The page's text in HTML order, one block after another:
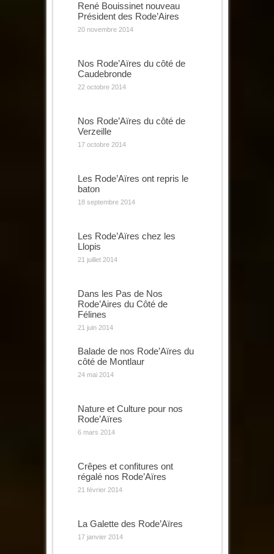
René Bouissinet nouveau
Président des Rode’Aires
20 novembre 2014
Nos Rode’Aïres du côté de
Caudebronde
22 octobre 2014
Nos Rode’Aïres du côté de
Verzeille
17 octobre 2014
Les Rode’Aïres ont repris le
baton
18 septembre 2014
Les Rode’Aïres chez les
Llopis
21 juillet 2014
Dans les Pas de Nos
Rode’Aires du Côté de
Félines
21 juin 2014
Balade de nos Rode’Aïres du
côté de Montlaur
24 mai 2014
Nature et Culture pour nos
Rode’Aïres
6 mars 2014
Crêpes et confitures ont
régalé nos Rode’Aïres
21 février 2014
La Galette des Rode’Aïres
17 janvier 2014